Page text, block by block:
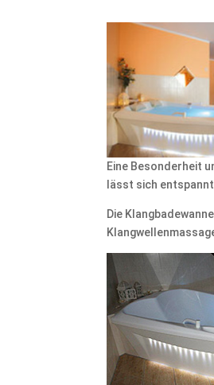
Eine Besonderheit
lässt sich
Die